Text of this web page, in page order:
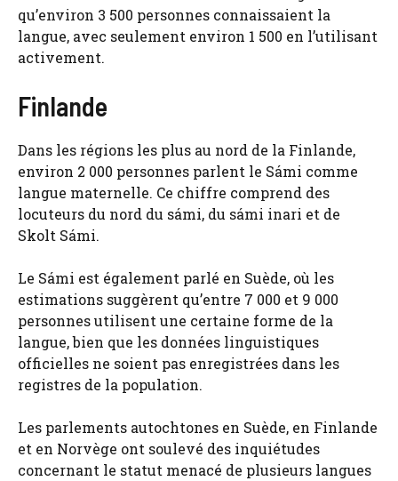
qu’environ 3 500 personnes connaissaient la
langue, avec seulement environ 1 500 en l’utilisant
activement.
Finlande
Dans les régions les plus au nord de la Finlande,
environ 2 000 personnes parlent le Sámi comme
langue maternelle. Ce chiffre comprend des
locuteurs du nord du sámi, du sámi inari et de
Skolt Sámi.
Le Sámi est également parlé en Suède, où les
estimations suggèrent qu’entre 7 000 et 9 000
personnes utilisent une certaine forme de la
langue, bien que les données linguistiques
officielles ne soient pas enregistrées dans les
registres de la population.
Les parlements autochtones en Suède, en Finlande
et en Norvège ont soulevé des inquiétudes
concernant le statut menacé de plusieurs langues